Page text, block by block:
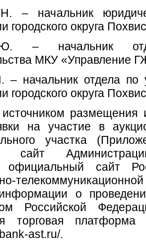
– начальник
городского округа
– начальник
МКУ «Управление
– начальник отдела по
городского округа
размещения
на участие в
участка
сайт
официальный сайт
о
Российской
торговая
ast.ru/.